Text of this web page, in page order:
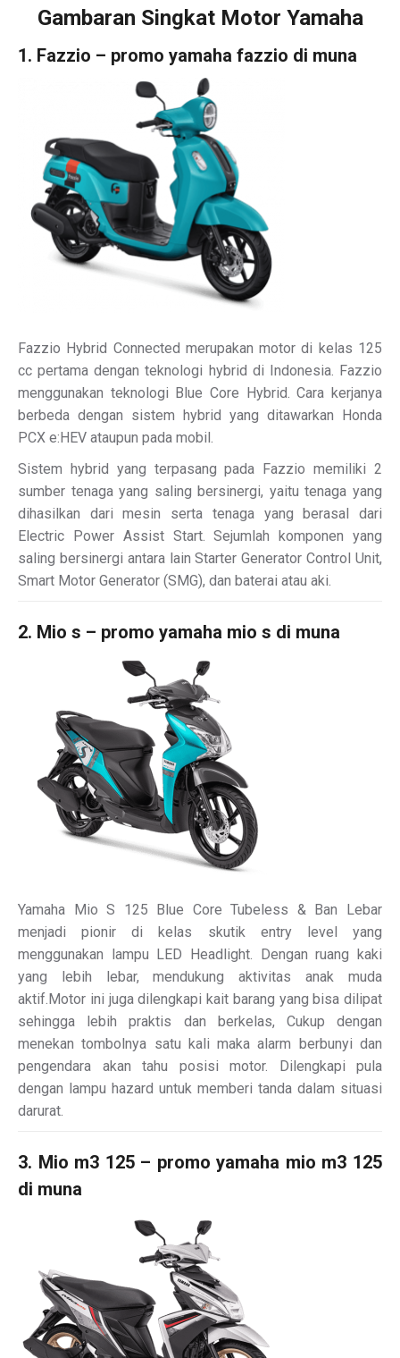
Gambaran Singkat Motor Yamaha
1. Fazzio – promo yamaha fazzio di muna
Fazzio Hybrid Connected merupakan motor di kelas 125
cc pertama dengan teknologi hybrid di Indonesia. Fazzio
menggunakan teknologi Blue Core Hybrid. Cara kerjanya
berbeda dengan sistem hybrid yang ditawarkan Honda
PCX e:HEV ataupun pada mobil.
Sistem hybrid yang terpasang pada Fazzio memiliki 2
sumber tenaga yang saling bersinergi, yaitu tenaga yang
dihasilkan dari mesin serta tenaga yang berasal dari
Electric Power Assist Start. Sejumlah komponen yang
saling bersinergi antara lain Starter Generator Control Unit,
Smart Motor Generator (SMG), dan baterai atau aki.
2. Mio s – promo yamaha mio s di muna
Yamaha Mio S 125 Blue Core Tubeless & Ban Lebar
menjadi pionir di kelas skutik entry level yang
menggunakan lampu LED Headlight. Dengan ruang kaki
yang lebih lebar, mendukung aktivitas anak muda
aktif.Motor ini juga dilengkapi kait barang yang bisa dilipat
sehingga lebih praktis dan berkelas, Cukup dengan
menekan tombolnya satu kali maka alarm berbunyi dan
pengendara akan tahu posisi motor. Dilengkapi pula
dengan lampu hazard untuk memberi tanda dalam situasi
darurat.
3. Mio m3 125 – promo yamaha mio m3 125
di muna